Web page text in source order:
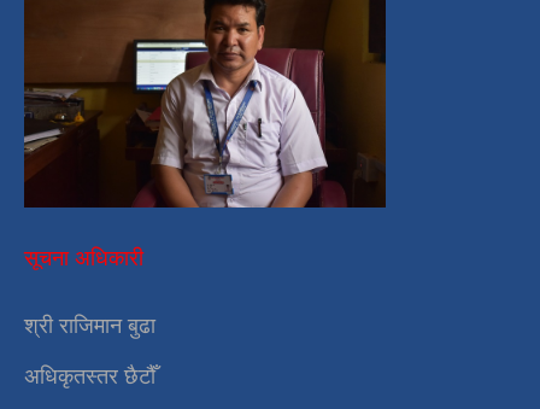
सूचना अधिकारी
श्री राजिमान बुढा
अधिकृतस्तर छैटौँ